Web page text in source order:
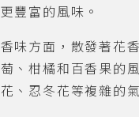
更豐富的風味。
香味方面，散發著花
萄、柑橘和百香果的
花、忍冬花等複雜的